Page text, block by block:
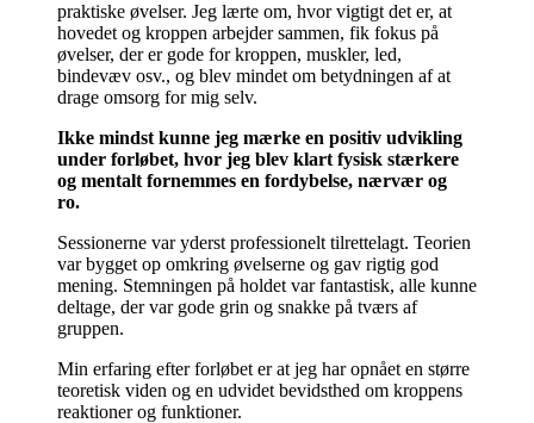
praktiske øvelser. Jeg lærte om, hvor vigtigt det er, at
hovedet og kroppen arbejder sammen, fik fokus på
øvelser, der er gode for kroppen, muskler, led,
bindevæv osv., og blev mindet om betydningen af at
drage omsorg for mig selv.
Ikke mindst kunne jeg mærke en positiv udvikling
under forløbet, hvor jeg blev klart fysisk stærkere
og mentalt fornemmes en fordybelse, nærvær og
ro.
Sessionerne var yderst professionelt tilrettelagt. Teorien
var bygget op omkring øvelserne og gav rigtig god
mening. Stemningen på holdet var fantastisk, alle kunne
deltage, der var gode grin og snakke på tværs af
gruppen.
Min erfaring efter forløbet er at jeg har opnået en større
teoretisk viden og en udvidet bevidsthed om kroppens
reaktioner og funktioner.